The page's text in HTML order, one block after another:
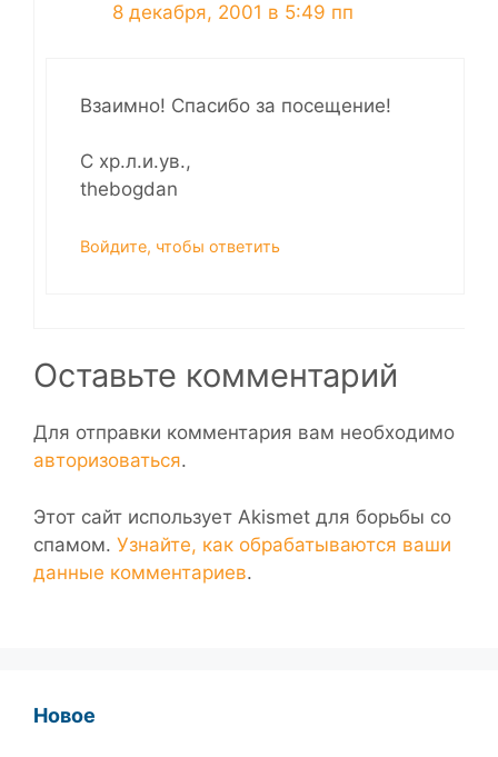
8 декабря, 2001 в 5:49 пп
Взаимно! Спасибо за посещение!
С хр.л.и.ув.,
thebogdan
Войдите, чтобы ответить
Оставьте комментарий
Для отправки комментария вам необходимо
авторизоваться.
Этот сайт использует Akismet для борьбы со
спамом. Узнайте, как обрабатываются ваши
данные комментариев.
Новое